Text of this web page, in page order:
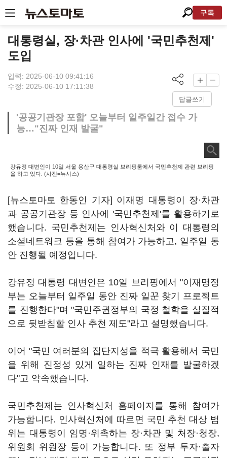
구독
대통령실, 장·차관 인사에 '국민추천제'
도입
입력: 2025-06-10 09:41:16
수정: 2025-06-10 17:11:38
답글쓰기
'공공기관장 포함' 오늘부터 일주일간 접수 가
능…"진짜 인재 발굴"
강유정 대변인이 10일 서울 용산구 대통령실 브리핑룸에서 국민추천제 관련 브리핑
을 하고 있다. (사진=뉴시스)
[뉴스토마토 한동인 기자] 이재명 대통령이 장·차관
과 공공기관장 등 인사에 '국민추천제'를 활용하기로
했습니다. 국민추천제는 인사혁신처와 이 대통령의
소셜네트워크 등을 통해 참여가 가능하고, 일주일 동
안 진행될 예정입니다.
강유정 대통령 대변인은 10일 브리핑에서 "이재명정
부는 오늘부터 일주일 동안 진짜 일꾼 찾기 프로젝트
를 진행한다"며 "국민주권정부의 국정 철학을 실질적
으로 뒷받침할 인사 추천 제도"라고 설명했습니다.
이어 "국민 여러분의 집단지성을 적극 활용해서 국민
을 위해 진정성 있게 일하는 진짜 인재를 발굴하겠
다"고 약속했습니다.
국민추천제는 인사혁신처 홈페이지를 통해 참여가
가능합니다. 인사혁신처에 따르면 국민 추천 대상 범
위는 대통령이 임명·위촉하는 장·차관 및 처장·청장,
위원회 위원장 등이 가능합니다. 또 정부 투자·출자